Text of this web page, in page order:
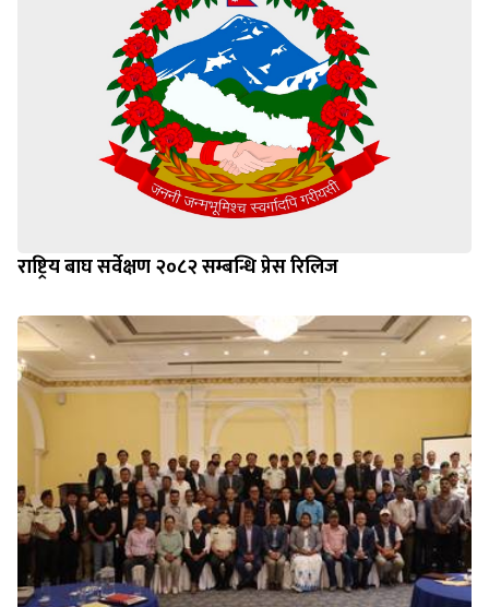
राष्ट्रिय बाघ सर्वेक्षण २०८२ सम्बन्धि प्रेस रिलिज